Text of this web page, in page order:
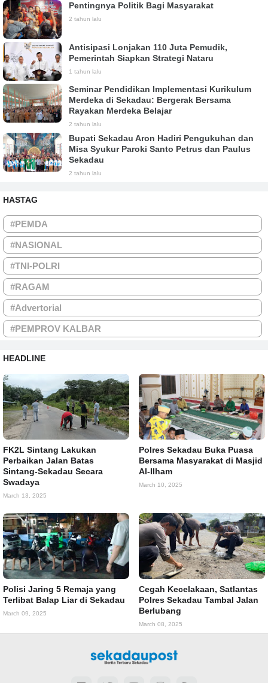
Pentingnya Politik Bagi Masyarakat
2 tahun lalu
Antisipasi Lonjakan 110 Juta Pemudik,
Pemerintah Siapkan Strategi Nataru
1 tahun lalu
Seminar Pendidikan Implementasi Kurikulum
Merdeka di Sekadau: Bergerak Bersama
Rayakan Merdeka Belajar
2 tahun lalu
Bupati Sekadau Aron Hadiri Pengukuhan dan
Misa Syukur Paroki Santo Petrus dan Paulus
Sekadau
2 tahun lalu
HASTAG
#PEMDA
#NASIONAL
#TNI-POLRI
#RAGAM
#Advertorial
#PEMPROV KALBAR
HEADLINE
FK2L Sintang Lakukan
Perbaikan Jalan Batas
Sintang-Sekadau Secara
Swadaya
March 13, 2025
Polres Sekadau Buka Puasa
Bersama Masyarakat di Masjid
Al-Ilham
March 10, 2025
Polisi Jaring 5 Remaja yang
Terlibat Balap Liar di Sekadau
March 09, 2025
Cegah Kecelakaan, Satlantas
Polres Sekadau Tambal Jalan
Berlubang
March 08, 2025